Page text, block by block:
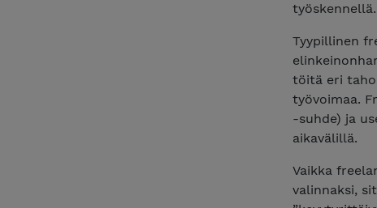
työskennellä.
Tyypillinen
töitä eri
työvoimaa.
-suhde) ja
aikavälillä.
Vaikka
valinnaksi,